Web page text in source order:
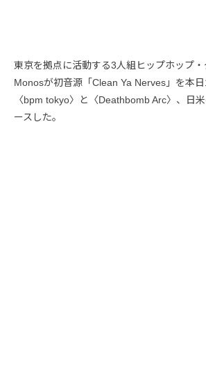
東京を拠点に活動する3人組ヒップホップ
Monosが初音源「Clean Ya Nerves」を本
〈bpm tokyo〉と〈Deathbomb Arc〉、日
ースした。